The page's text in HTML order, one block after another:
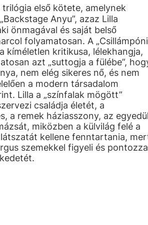
trilógia első kötete, amelynek
Anyu”, azaz Lilla
önmagával és saját belső
folyamatosan. A
kíméletlen kritikusa, lélekhangja,
azt „suttogja a fülébe”,
nem elég sikeres nő, és nem
a modern társadalom
Lilla a „színfalak mögött”
családja életét, a
a remek háziasszony, az egyedül
miközben a külvilág felé a
kellene fenntartania,
szemekkel figyeli és pontozza